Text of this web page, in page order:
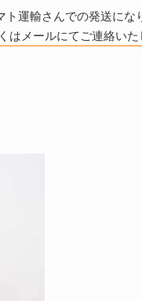
運輸さんでの発送にな
メールにてご連絡いた